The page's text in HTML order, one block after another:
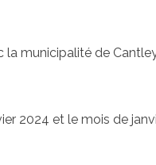
la municipalité de
2024 et le mois de